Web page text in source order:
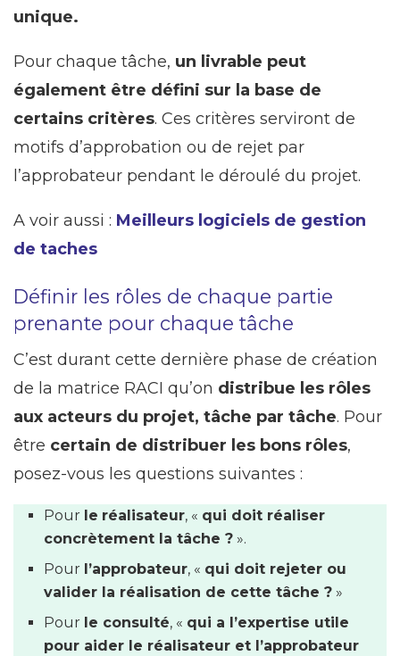
unique.
Pour chaque tâche, un livrable peut
également être défini sur la base de
certains critères. Ces critères serviront de
motifs d’approbation ou de rejet par
l’approbateur pendant le déroulé du projet.
A voir aussi : Meilleurs logiciels de gestion
de taches
Définir les rôles de chaque partie
prenante pour chaque tâche
C’est durant cette dernière phase de création
de la matrice RACI qu’on distribue les rôles
aux acteurs du projet, tâche par tâche. Pour
être certain de distribuer les bons rôles,
posez-vous les questions suivantes :
Pour le réalisateur, « qui doit réaliser
concrètement la tâche ? ».
Pour l’approbateur, « qui doit rejeter ou
valider la réalisation de cette tâche ? »
Pour le consulté, « qui a l’expertise utile
pour aider le réalisateur et l’approbateur